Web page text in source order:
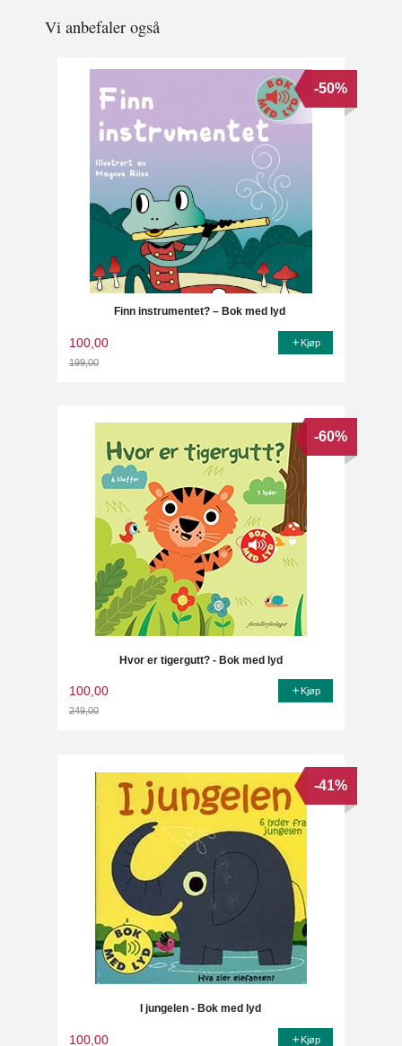
Vi anbefaler også
Finn instrumentet? – Bok med lyd
100,00
199,00
-50%
Kjøp
Hvor er tigergutt? - Bok med lyd
100,00
249,00
-60%
Kjøp
I jungelen - Bok med lyd
100,00
-41%
Kjøp